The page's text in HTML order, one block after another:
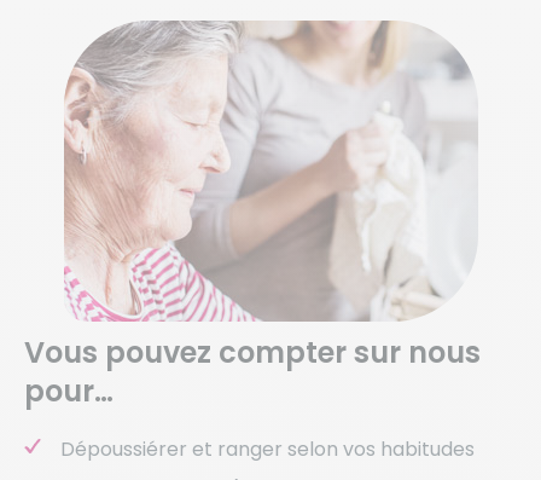
Vous pouvez compter sur nous
pour…
Dépoussiérer et ranger selon vos habitudes